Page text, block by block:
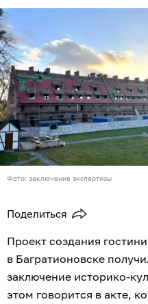
Фото: заключение экспертизы
Поделиться
Проект создания
в Багратионовске
заключение историко-
этом говорится в акте,